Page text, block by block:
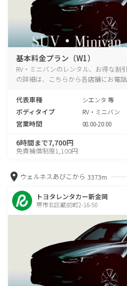
基本料金プラン（W1）
RV・ミニバンのレンタル、お得な割
の詳細は、こちらから各店舗にお電話
代表車種 シエンタ 等
ボディタイプ RV・ミニバン
営業時間 08:00-20:00
6時間まで7,700円
免責補償制度1,100円
ウェルネスあびこから 3373m
トヨタレンタカー新金岡
堺市北区蔵前町2-16-50